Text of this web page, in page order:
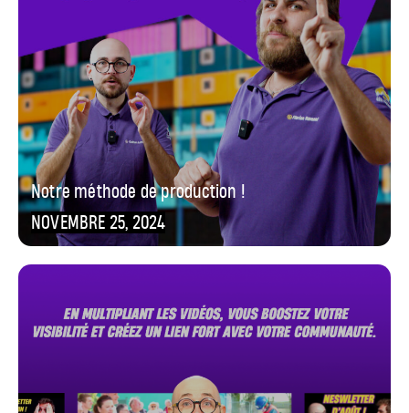
Notre méthode de production !
NOVEMBRE 25, 2024